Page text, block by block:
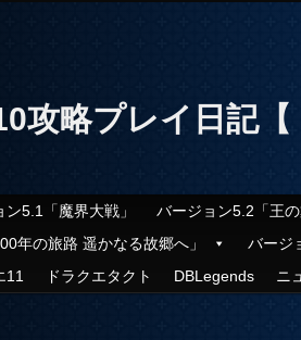
攻略プレイ日記【
ン5.1「魔界大戦」 バージョン5.2「王の
年の旅路 遥かなる故郷へ」 バージ
11 ドラクエタクト DBLegends ニ